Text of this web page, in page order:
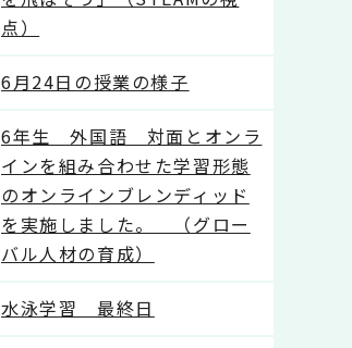
点）
6月24日の授業の様子
6年生 外国語 対面とオンラ
インを組み合わせた学習形態
のオンラインブレンディッド
を実施しました。 （グロー
バル人材の育成）
水泳学習 最終日